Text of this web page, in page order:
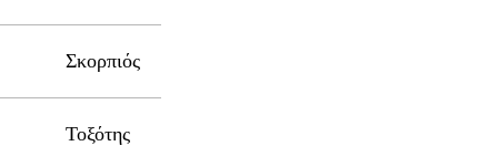
Σκορπιός
Τοξότης